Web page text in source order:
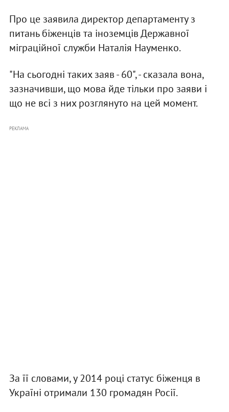
Про це заявила директор департаменту з
питань біженців та іноземців Державної
міграційної служби Наталія Науменко.
"На сьогодні таких заяв - 60", - сказала вона,
зазначивши, що мова йде тільки про заяви і
що не всі з них розглянуто на цей момент.
РЕКЛАМА
За її словами, у 2014 році статус біженця в
Україні отримали 130 громадян Росії.